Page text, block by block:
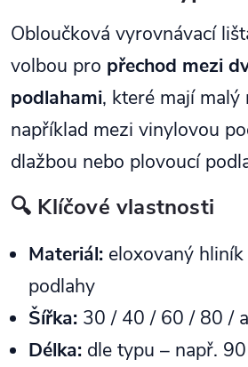
Obloučková vyrovnávací
volbou pro přechod mezi
podlahami, které mají
například mezi vinylovou
dlažbou nebo plovoucí
🔍 Klíčové vlastnosti
Materiál: eloxovaný
podlahy
Šířka: 30 / 40 / 60 / 80 /
Délka: dle typu – např.